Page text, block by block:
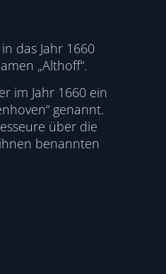
das Jahr 1660
„Althoff“.
im Jahr 1660 ein
genannt.
über die
benannten